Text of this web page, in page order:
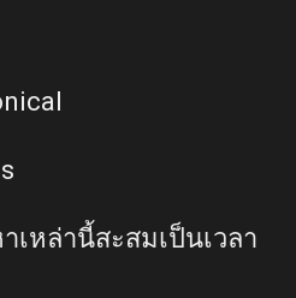
หล่านี้สะสมเป็นเวลา